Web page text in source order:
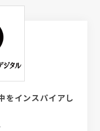
インスパイアし